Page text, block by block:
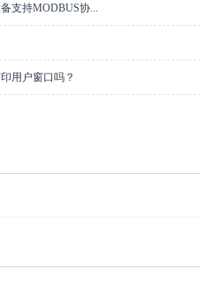
支持MODBUS协...
用户窗口吗？